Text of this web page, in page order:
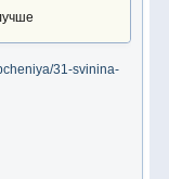
31-svinina-